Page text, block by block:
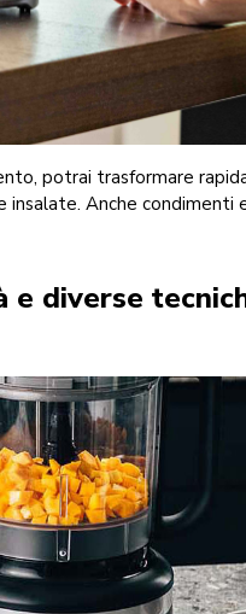
potrai trasformare
Anche condimenti
e diverse